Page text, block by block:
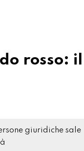
rosso: il
giuridiche sale